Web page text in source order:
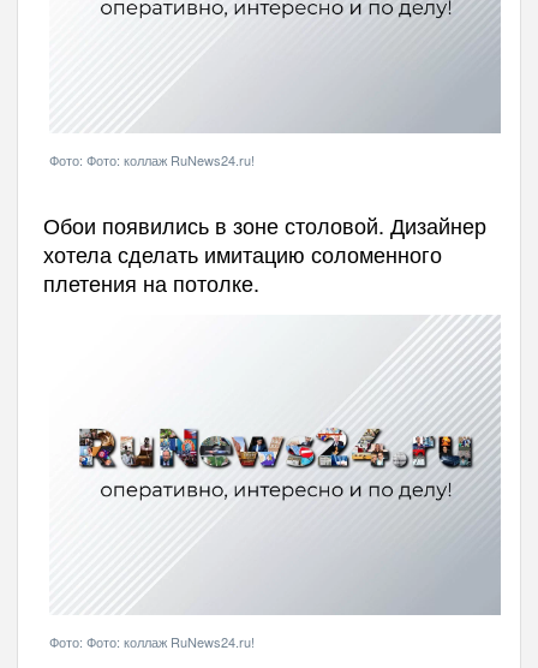
Фото: Фото: коллаж RuNews24.ru!
Обои появились в зоне столовой. Дизайнер
хотела сделать имитацию соломенного
плетения на потолке.
Фото: Фото: коллаж RuNews24.ru!